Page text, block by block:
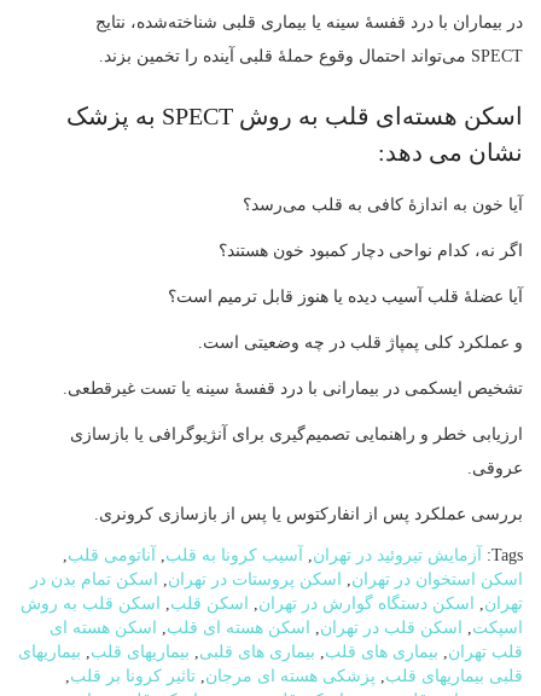
در بیماران با درد قفسهٔ سینه یا بیماری قلبی شناخته‌شده، نتایج
SPECT می‌تواند احتمال وقوع حملهٔ قلبی آینده را تخمین بزند.
اسکن هسته‌ای قلب به روش SPECT به پزشک
نشان می‌ دهد:
آیا خون به اندازهٔ کافی به قلب می‌رسد؟
اگر نه، کدام نواحی دچار کمبود خون هستند؟
آیا عضلهٔ قلب آسیب دیده یا هنوز قابل ترمیم است؟
و عملکرد کلی پمپاژ قلب در چه وضعیتی است.
تشخیص ایسکمی در بیمارانی با درد قفسهٔ سینه یا تست غیرقطعی.
ارزیابی خطر و راهنمایی تصمیم‌گیری برای آنژیوگرافی یا بازسازی
عروقی.
بررسی عملکرد پس از انفارکتوس یا پس از بازسازی کرونری.
Tags: آزمایش تیروئید در تهران, آسیب کرونا به قلب, آناتومی قلب,
اسکن استخوان در تهران, اسکن پروستات در تهران,
اسکن تمام بدن در
تهران, اسکن دستگاه گوارش در تهران, اسکن قلب,
اسکن قلب به روش
اسپکت, اسکن قلب در تهران, اسکن هسته ای قلب,
اسکن هسته ای
قلب تهران, بیماری های قلب, بیماری های قلبی, بیماریهای قلب, بیماریهای
قلبی بیماریهای قلب, پزشکی هسته ای مرجان, تاثیر کرونا بر قلب,